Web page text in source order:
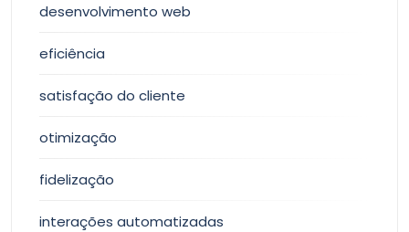
desenvolvimento web
eficiência
satisfação do cliente
otimização
fidelização
interações automatizadas